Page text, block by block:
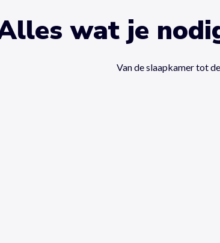
wat je
Van de slaapkamer tot